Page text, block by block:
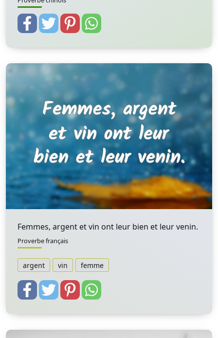
Femmes, argent et vin ont leur bien et leur venin.
Proverbe français
argent vin femme